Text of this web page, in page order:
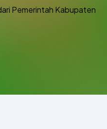
Pemerintah Kabupaten